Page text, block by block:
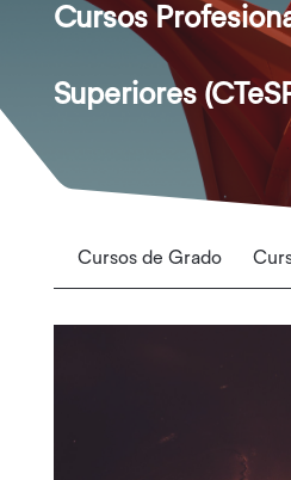
Cursos
Superiores
Cursos de Grado